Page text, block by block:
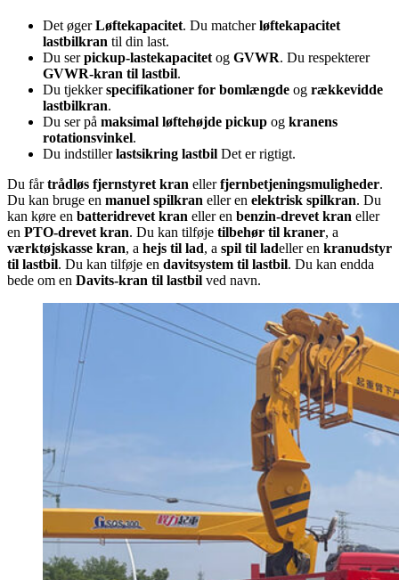
Det øgerLøftekapacitet. Du matcherløftekapacitet
lastbilkran til din last.
Du serpickup-lastekapacitet og GVWR. Du respekterer
GVWR-kran til lastbil.
Du tjekkerspecifikationer for bomlængde og rækkevidde
lastbilkran.
Du ser på maksimal løftehøjde pickup og kranens
rotationsvinkel.
Du indstillerlastsikring lastbil Det er rigtigt.
Du fårtrådløs fjernstyret kran ellerfjernbetjeningsmuligheder.
Du kan bruge en manuel spilkran eller en elektrisk spilkran. Du
kan køre en batteridrevet kran eller en benzin-drevet kran eller
en PTO-drevet kran. Du kan tilføje tilbehør til kraner, a
værktøjskasse kran, a hejs til lad, a spil til ladeller en kranudstyr
til lastbil. Du kan tilføje en davitsystem til lastbil. Du kan endda
bede om en Davits-kran til lastbil ved navn.